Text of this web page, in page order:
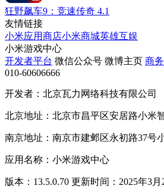
狂野飙车9：竞速传奇 4.1
友情链接
小米应用商店小米商城英雄互娱
小米游戏中心
开发者平台 微信公众号 微博主页 商
010-60606666
开发者：北京瓦力网络科技有限公司
北京地址：北京市昌平区安居路小米
南京地址：南京市建邺区永初路37号
应用名称：小米游戏中心
版本：13.5.0.70 更新时间：2025年3月